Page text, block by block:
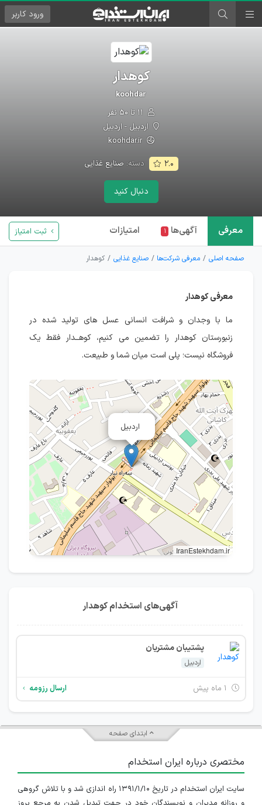
ورود کاربر
کوهدار
koohdar
اردبیل - اردبیل
koohdar.ir
۲.۰ دسته:صنایع غذایی
دنبال کنید
معرفی آگهی‌ها ۱ امتیازات ثبت امتیاز
صفحه اصلی معرفی شرکت‌ها صنایع غذایی کوهدار
معرفی کوهدار
ما با وجدان و شرافت انسانی عسل های تولید شده در
زنبورستان کوهدار را تضمین می کنیم، کوهــدار فقط یک
فروشگاه نیست؛ پلی است میان شما و طبیعت.
اردبیل
IranEstekhdam.ir
آگهی‌های استخدام کوهدار
پشتیبان مشتریان
اردبیل
ارسال رزومه
ابتدای صفحه
مختصری درباره ایران استخدام
سایت ایران استخدام در تاریخ ۱۳۹۱/۱/۱۰ راه اندازی شد و با تلاش گروهی